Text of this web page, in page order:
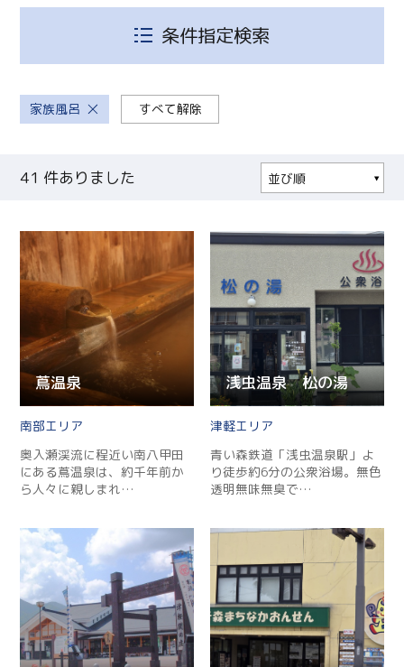
条件指定検索
家族風呂 すべて解除
41 件ありました
並び順
更新順
現在地から近い順
蔦温泉
南部
奥入瀬渓流に程近い南八甲田
にある蔦温泉は、約千年前か
ら人々に親しまれ…
浅虫温泉 松の湯
津軽
青い森鉄道「浅虫温泉駅」よ
り徒歩約6分の公衆浴場。無色
透明無味無臭で…